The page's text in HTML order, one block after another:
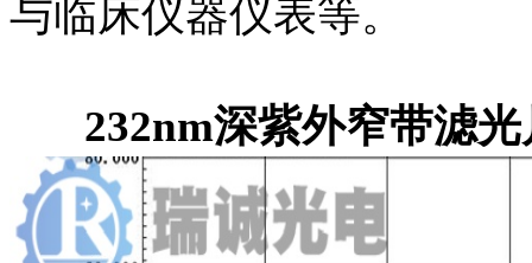
与临床仪器仪表等。
232nm深紫外窄带滤光